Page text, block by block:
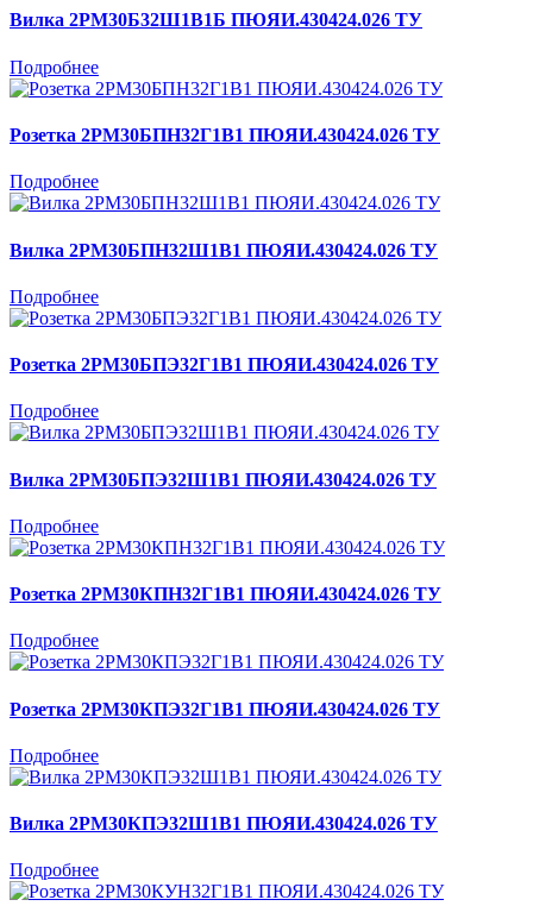
Вилка 2РМ30Б32Ш1В1Б ПЮЯИ.430424.026 ТУ
Подробнее
Розетка 2РМ30БПН32Г1В1 ПЮЯИ.430424.026 ТУ
Подробнее
Вилка 2РМ30БПН32Ш1В1 ПЮЯИ.430424.026 ТУ
Подробнее
Розетка 2РМ30БПЭ32Г1В1 ПЮЯИ.430424.026 ТУ
Подробнее
Вилка 2РМ30БПЭ32Ш1В1 ПЮЯИ.430424.026 ТУ
Подробнее
Розетка 2РМ30КПН32Г1В1 ПЮЯИ.430424.026 ТУ
Подробнее
Розетка 2РМ30КПЭ32Г1В1 ПЮЯИ.430424.026 ТУ
Подробнее
Вилка 2РМ30КПЭ32Ш1В1 ПЮЯИ.430424.026 ТУ
Подробнее